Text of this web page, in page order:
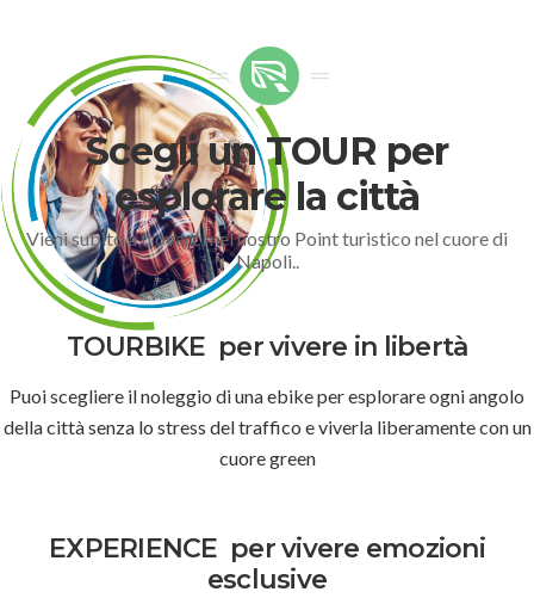
Scegli un TOUR per
esplorare la città
Vieni subito a trovarci nel nostro Point turistico nel cuore di
Napoli..
TOURBIKE per vivere in libertà
Puoi scegliere il noleggio di una ebike per esplorare ogni angolo
della città senza lo stress del traffico e viverla liberamente con un
cuore green
EXPERIENCE per vivere emozioni
esclusive